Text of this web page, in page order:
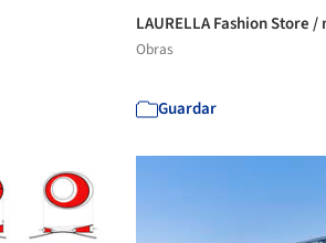
LAURELLA Fashion Store
Obras
Guardar